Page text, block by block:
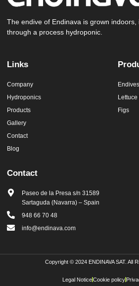
The endive of Endinava is grown
through a process hydroponic.
Links
Company
Hydroponics
Products
Gallery
Contact
Blog
Endives
Lettuce
Figs
Contact
Paseo de la Presa s/n 31589
Sartaguda (Navarra) – Spain
948 66 70 48
info@endinava.com
Copyright © 2024 ENDINAVA SAT. All
Legal Notice Cookie policy